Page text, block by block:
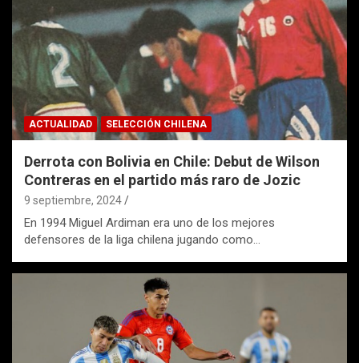
ACTUALIDAD SELECCIÓN CHILENA
Derrota con Bolivia en Chile: Debut de Wilson
Contreras en el partido más raro de Jozic
9 septiembre, 2024
En 1994 Miguel Ardiman era uno de los mejores
defensores de la liga chilena jugando como…